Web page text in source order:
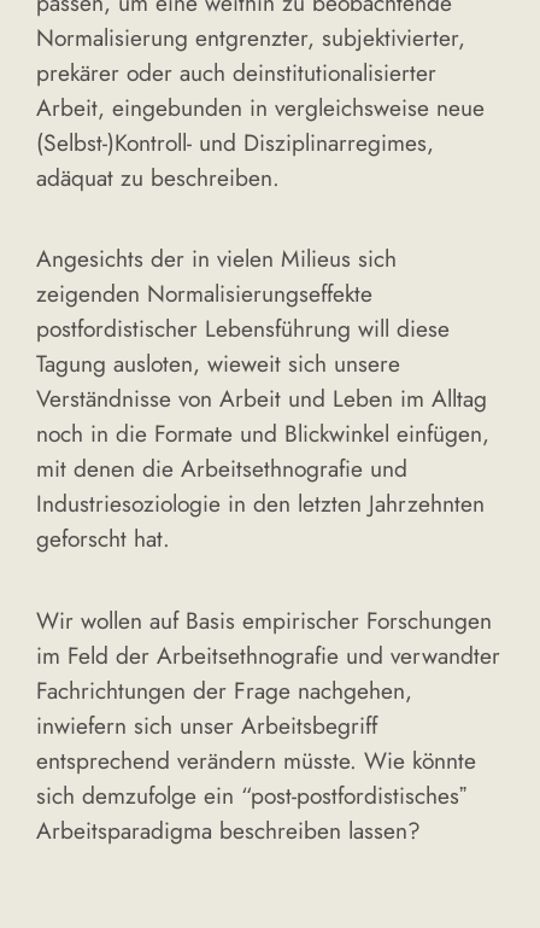
Normalisierung entgrenzter, subjektivierter,
prekärer oder auch deinstitutionalisierter
Arbeit, eingebunden in vergleichsweise neue
(Selbst-)Kontroll- und Disziplinarregimes,
adäquat zu beschreiben.
Angesichts der in vielen Milieus sich
zeigenden Normalisierungseffekte
postfordistischer Lebensführung will diese
Tagung ausloten, wieweit sich unsere
Verständnisse von Arbeit und Leben im Alltag
noch in die Formate und Blickwinkel einfügen,
mit denen die Arbeitsethnografie und
Industriesoziologie in den letzten Jahrzehnten
geforscht hat.
Wir wollen auf Basis empirischer Forschungen
im Feld der Arbeitsethnografie und verwandter
Fachrichtungen der Frage nachgehen,
inwiefern sich unser Arbeitsbegriff
entsprechend verändern müsste. Wie könnte
sich demzufolge ein “post-postfordistischesˮ
Arbeitsparadigma beschreiben lassen?